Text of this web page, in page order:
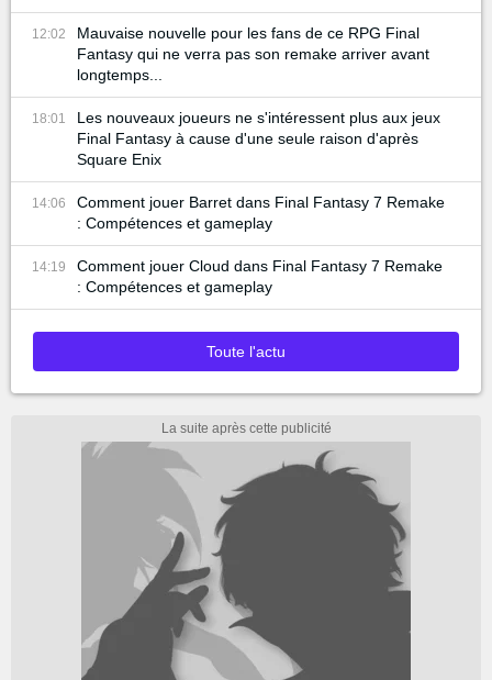
12:02
Mauvaise nouvelle pour les fans de ce RPG Final
Fantasy qui ne verra pas son remake arriver avant
longtemps...
18:01
Les nouveaux joueurs ne s'intéressent plus aux jeux
Final Fantasy à cause d'une seule raison d'après
Square Enix
14:06
Comment jouer Barret dans Final Fantasy 7 Remake
: Compétences et gameplay
14:19
Comment jouer Cloud dans Final Fantasy 7 Remake
: Compétences et gameplay
Toute l'actu